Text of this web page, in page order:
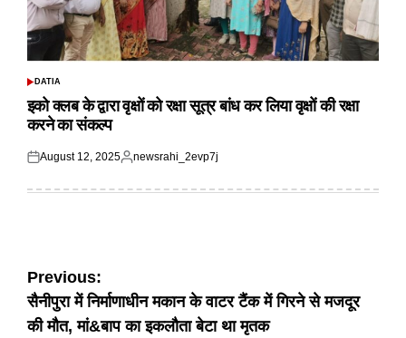
POSTED
DATIA
इको क्लब के द्वारा वृक्षों को रक्षा सूत्र बांध कर लिया वृक्षों की रक्षा
करने का संकल्प
Posted
August 12, 2025
Posted
newsrahi_2evp7j
Post
navigation
Previous:
सैनीपुरा में निर्माणाधीन मकान के वाटर टैंक में गिरने से मजदूर
की मौत, मां&बाप का इकलौता बेटा था मृतक